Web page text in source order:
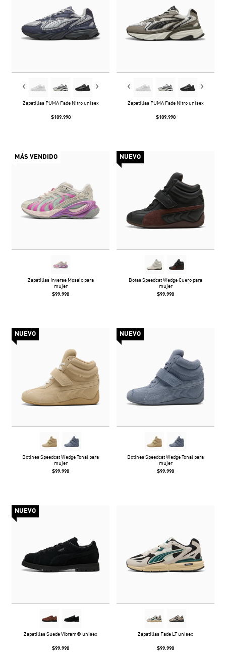
Zapatillas PUMA Fade Nitro unisex
$109.990
Zapatillas PUMA Fade Nitro unisex
$109.990
MÁS VENDIDO
Zapatillas Inverse Mosaic para
mujer
$99.990
NUEVO
Botas Speedcat Wedge Cuero para
mujer
$99.990
NUEVO
Botines Speedcat Wedge Tonal para
mujer
$99.990
NUEVO
Botines Speedcat Wedge Tonal para
mujer
$99.990
NUEVO
Zapatillas Suede Vibram® unisex
$99.990
Zapatillas Fade LT unisex
$99.990